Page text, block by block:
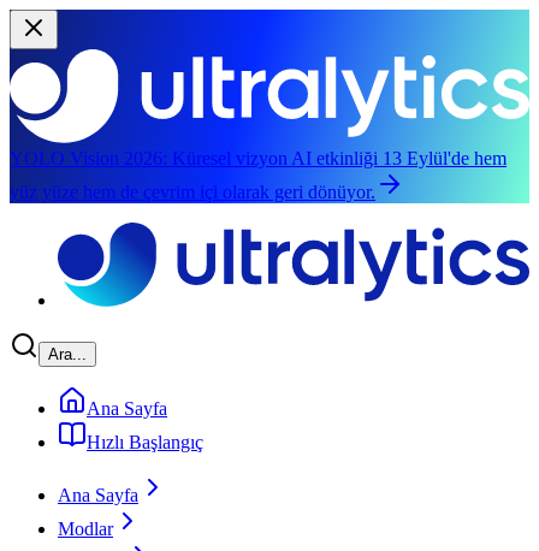
YOLO Vision 2026: Küresel vizyon AI etkinliği 13 Eylül'de hem
yüz yüze hem de çevrim içi olarak geri dönüyor.
Ara...
Ana Sayfa
Hızlı Başlangıç
Ana Sayfa
Modlar